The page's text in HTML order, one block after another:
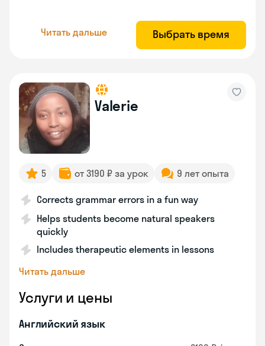
Читать дальше Выбрать время
Valerie
5 от 3190 ₽ за урок 9 лет опыта
Corrects grammar errors in a fun way
Helps students become natural speakers
quickly
Includes therapeutic elements in lessons
Читать дальше
Услуги и цены
Английский язык